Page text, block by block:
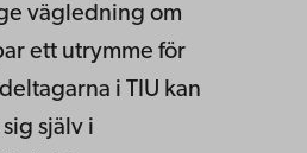
vägledning om
ett utrymme för
i TIU kan
själv i